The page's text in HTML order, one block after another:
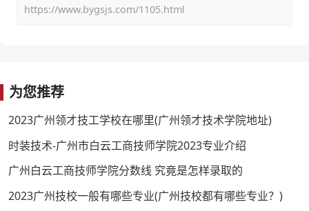
https://www.bygsjs.com/1105.html
为您推荐
2023广州领才技工学校在哪里(广州领才技术学院地址)
时装技术-广州市白云工商技师学院2023专业介绍
广州白云工商技师学院分数线 究竟是怎样录取的
2023广州技校一般有哪些专业(广州技校都有哪些专业？)